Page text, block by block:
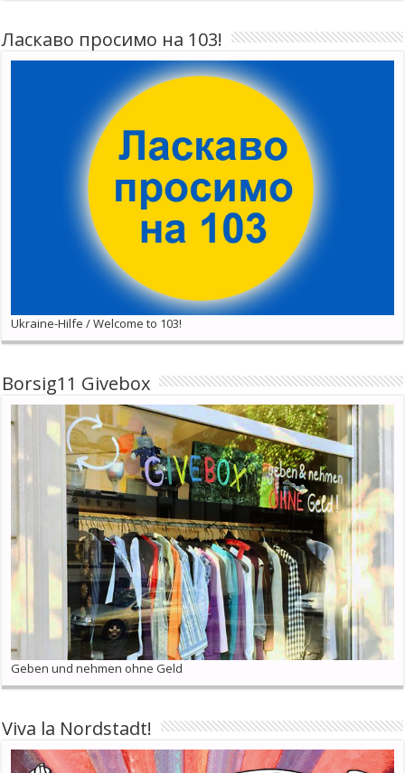
Ласкаво просимо на 103!
Ukraine-Hilfe / Welcome to 103!
Borsig11 Givebox
Geben und nehmen ohne Geld
Viva la Nordstadt!